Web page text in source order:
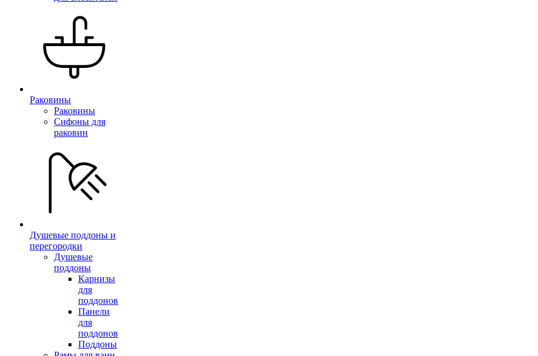
Раковины
Раковины
Сифоны для
раковин
Душевые поддоны и
перегородки
Душевые
поддоны
Карнизы
для
поддонов
Панели
для
поддонов
Поддоны